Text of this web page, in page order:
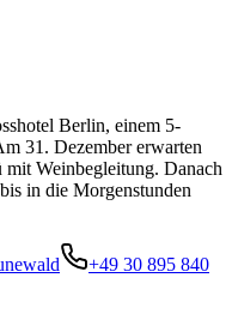
Berlin, einem 5-
31. Dezember erwarten
mit Weinbegleitung. Danach
in die Morgenstunden
+49 30 895 840